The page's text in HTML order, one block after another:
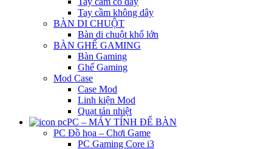
Tay cầm không dây
BÀN DI CHUỘT
Bàn di chuột khổ lớn
BÀN GHẾ GAMING
Bàn Gaming
Ghế Gaming
Mod Case
Case Mod
Linh kiện Mod
Quạt tản nhiệt
PC – MÁY TÍNH ĐỂ BÀN
PC Đồ họa – Chơi Game
PC Gaming Core i3